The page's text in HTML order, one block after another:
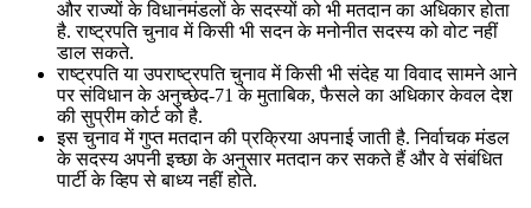
और राज्यों के विधानमंडलों के सदस्यों को भी मतदान का अधिकार होता
है. राष्ट्रपति चुनाव में किसी भी सदन के मनोनीत सदस्य को वोट नहीं
डाल सकते.
राष्ट्रपति या उपराष्ट्रपति चुनाव में किसी भी संदेह या विवाद सामने आने
पर संविधान के अनुच्छेद-71 के मुताबिक, फैसले का अधिकार केवल देश
की सुप्रीम कोर्ट को है.
इस चुनाव में गुप्त मतदान की प्रक्रिया अपनाई जाती है. निर्वाचक मंडल
के सदस्य अपनी इच्छा के अनुसार मतदान कर सकते हैं और वे संबंधित
पार्टी के व्हिप से बाध्य नहीं होते.